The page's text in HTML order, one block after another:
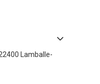
22400 Lamballe-